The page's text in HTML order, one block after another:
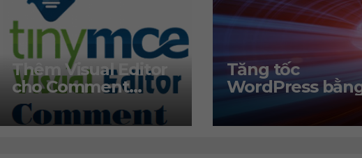
Thêm Visual Editor
cho Comment
WordPress
Tăng tốc
WordPress
cách áp dụng
Load hình ảnh